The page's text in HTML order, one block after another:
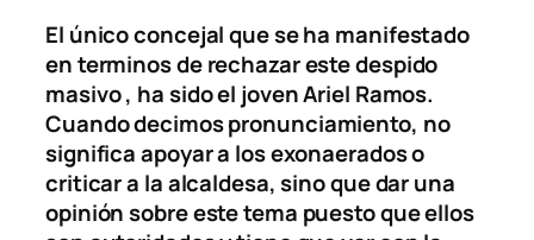
El único concejal que se ha manifestado
en terminos de rechazar este despido
masivo , ha sido el joven Ariel Ramos.
Cuando decimos pronunciamiento, no
significa apoyar a los exonaerados o
criticar a la alcaldesa, sino que dar una
opinión sobre este tema puesto que ellos